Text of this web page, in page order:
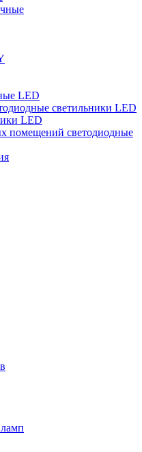
LED
светильники LED
LED
помещений светодиодные